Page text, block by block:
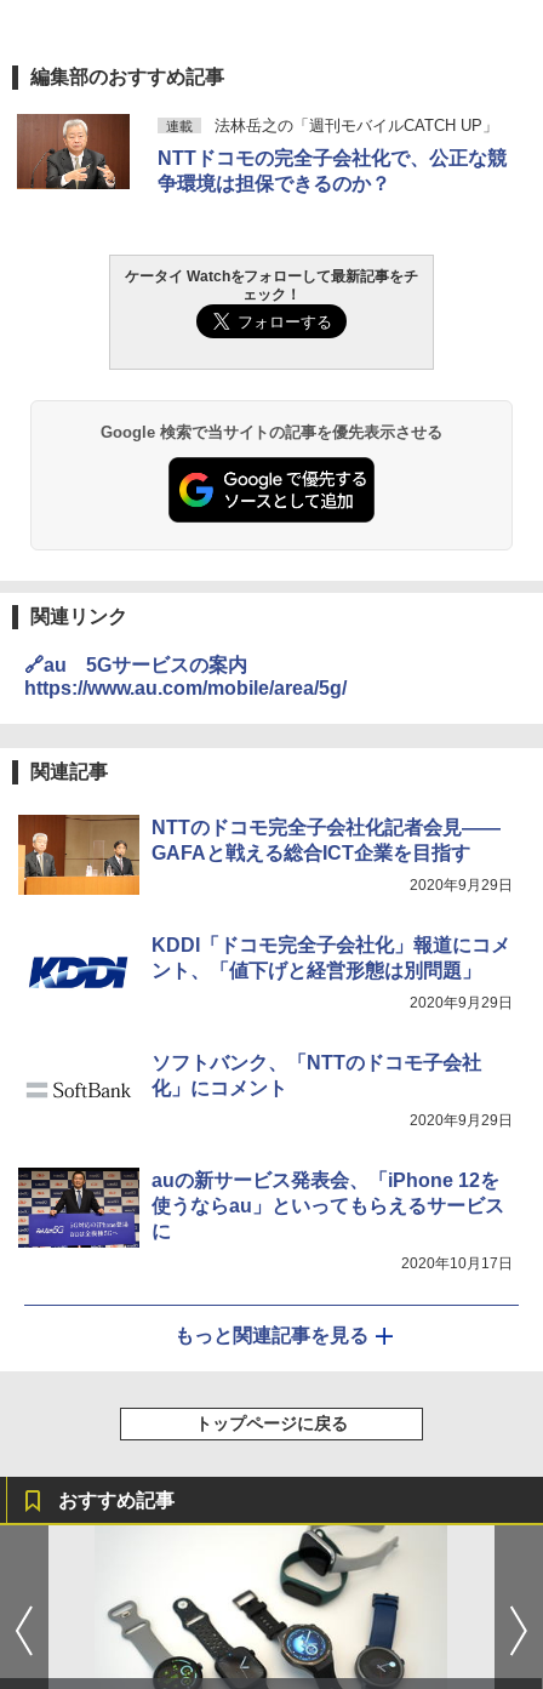
編集部のおすすめ記事
連載 法林岳之の「週刊モバイルCATCH UP」
NTTドコモの完全子会社化で、公正な競
争環境は担保できるのか？
ケータイ Watchをフォローして最新記事をチ
ェック！
Google 検索で当サイトの記事を優先表示させる
関連リンク
🔗au 5Gサービスの案内
https://www.au.com/mobile/area/5g/
関連記事
NTTのドコモ完全子会社化記者会見――
GAFAと戦える総合ICT企業を目指す
2020年9月29日
KDDI「ドコモ完全子会社化」報道にコメ
ント、「値下げと経営形態は別問題」
2020年9月29日
ソフトバンク、「NTTのドコモ子会社
化」にコメント
2020年9月29日
auの新サービス発表会、「iPhone 12を
使うならau」といってもらえるサービス
に
2020年10月17日
もっと関連記事を見る
トップページに戻る
おすすめ記事